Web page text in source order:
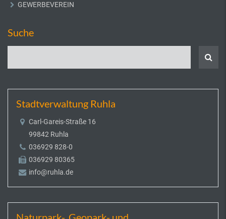
GEWERBEVEREIN
Suche
Stadtverwaltung Ruhla
Carl-Gareis-Straße 16
99842 Ruhla
036929 828-0
036929 80365
info@ruhla.de